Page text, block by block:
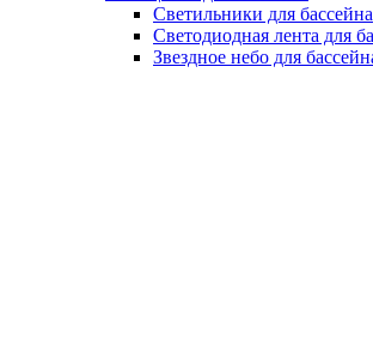
Светильники для бассейна
Светодиодная лента для
Звездное небо для